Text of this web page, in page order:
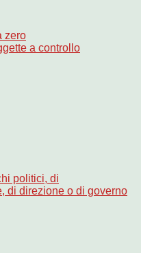
zero
a controllo
politici, di
di direzione o di governo